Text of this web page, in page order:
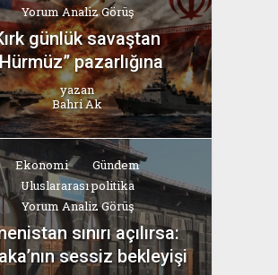
Yorum Analiz Görüş
günlük savaştan
pazarlığına
yazan
Bahri Ak
Ekonomi
Gündem
Uluslararası politika
Yorum Analiz Görüş
sınırı açılırsa:
sessiz bekleyişi